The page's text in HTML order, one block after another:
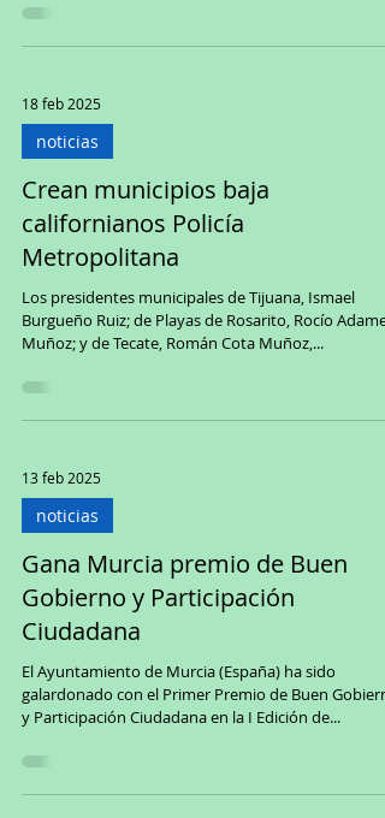
18 feb 2025
noticias
Crean municipios baja
californianos Policía
Metropolitana
Los presidentes municipales de Tijuana, Ismael
Burgueño Ruiz; de Playas de Rosarito, Rocío Adame
Muñoz; y de Tecate, Román Cota Muñoz,...
13 feb 2025
noticias
Gana Murcia premio de Buen
Gobierno y Participación
Ciudadana
El Ayuntamiento de Murcia (España) ha sido
galardonado con el Primer Premio de Buen
y Participación Ciudadana en la I Edición de...